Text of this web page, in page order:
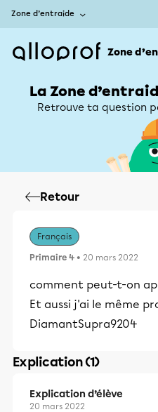
Zone d’entraide
Zone
La Zone
Retrouve ta question
Retour
Français
Primaire 4 • 20 mars 2022
comment peut-t-on
Et aussi j'ai le même
DiamantSupra9204
Explication (1)
Explication d’élève
20 mars 2022